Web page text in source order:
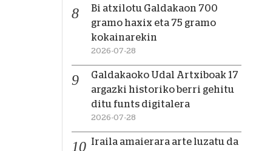
Bi atxilotu Galdakaon 700
gramo haxix eta 75 gramo
kokainarekin
2026-07-28
Galdakaoko Udal Artxiboak 17
argazki historiko berri gehitu
ditu funts digitalera
2026-07-28
Iraila amaierara arte luzatu da